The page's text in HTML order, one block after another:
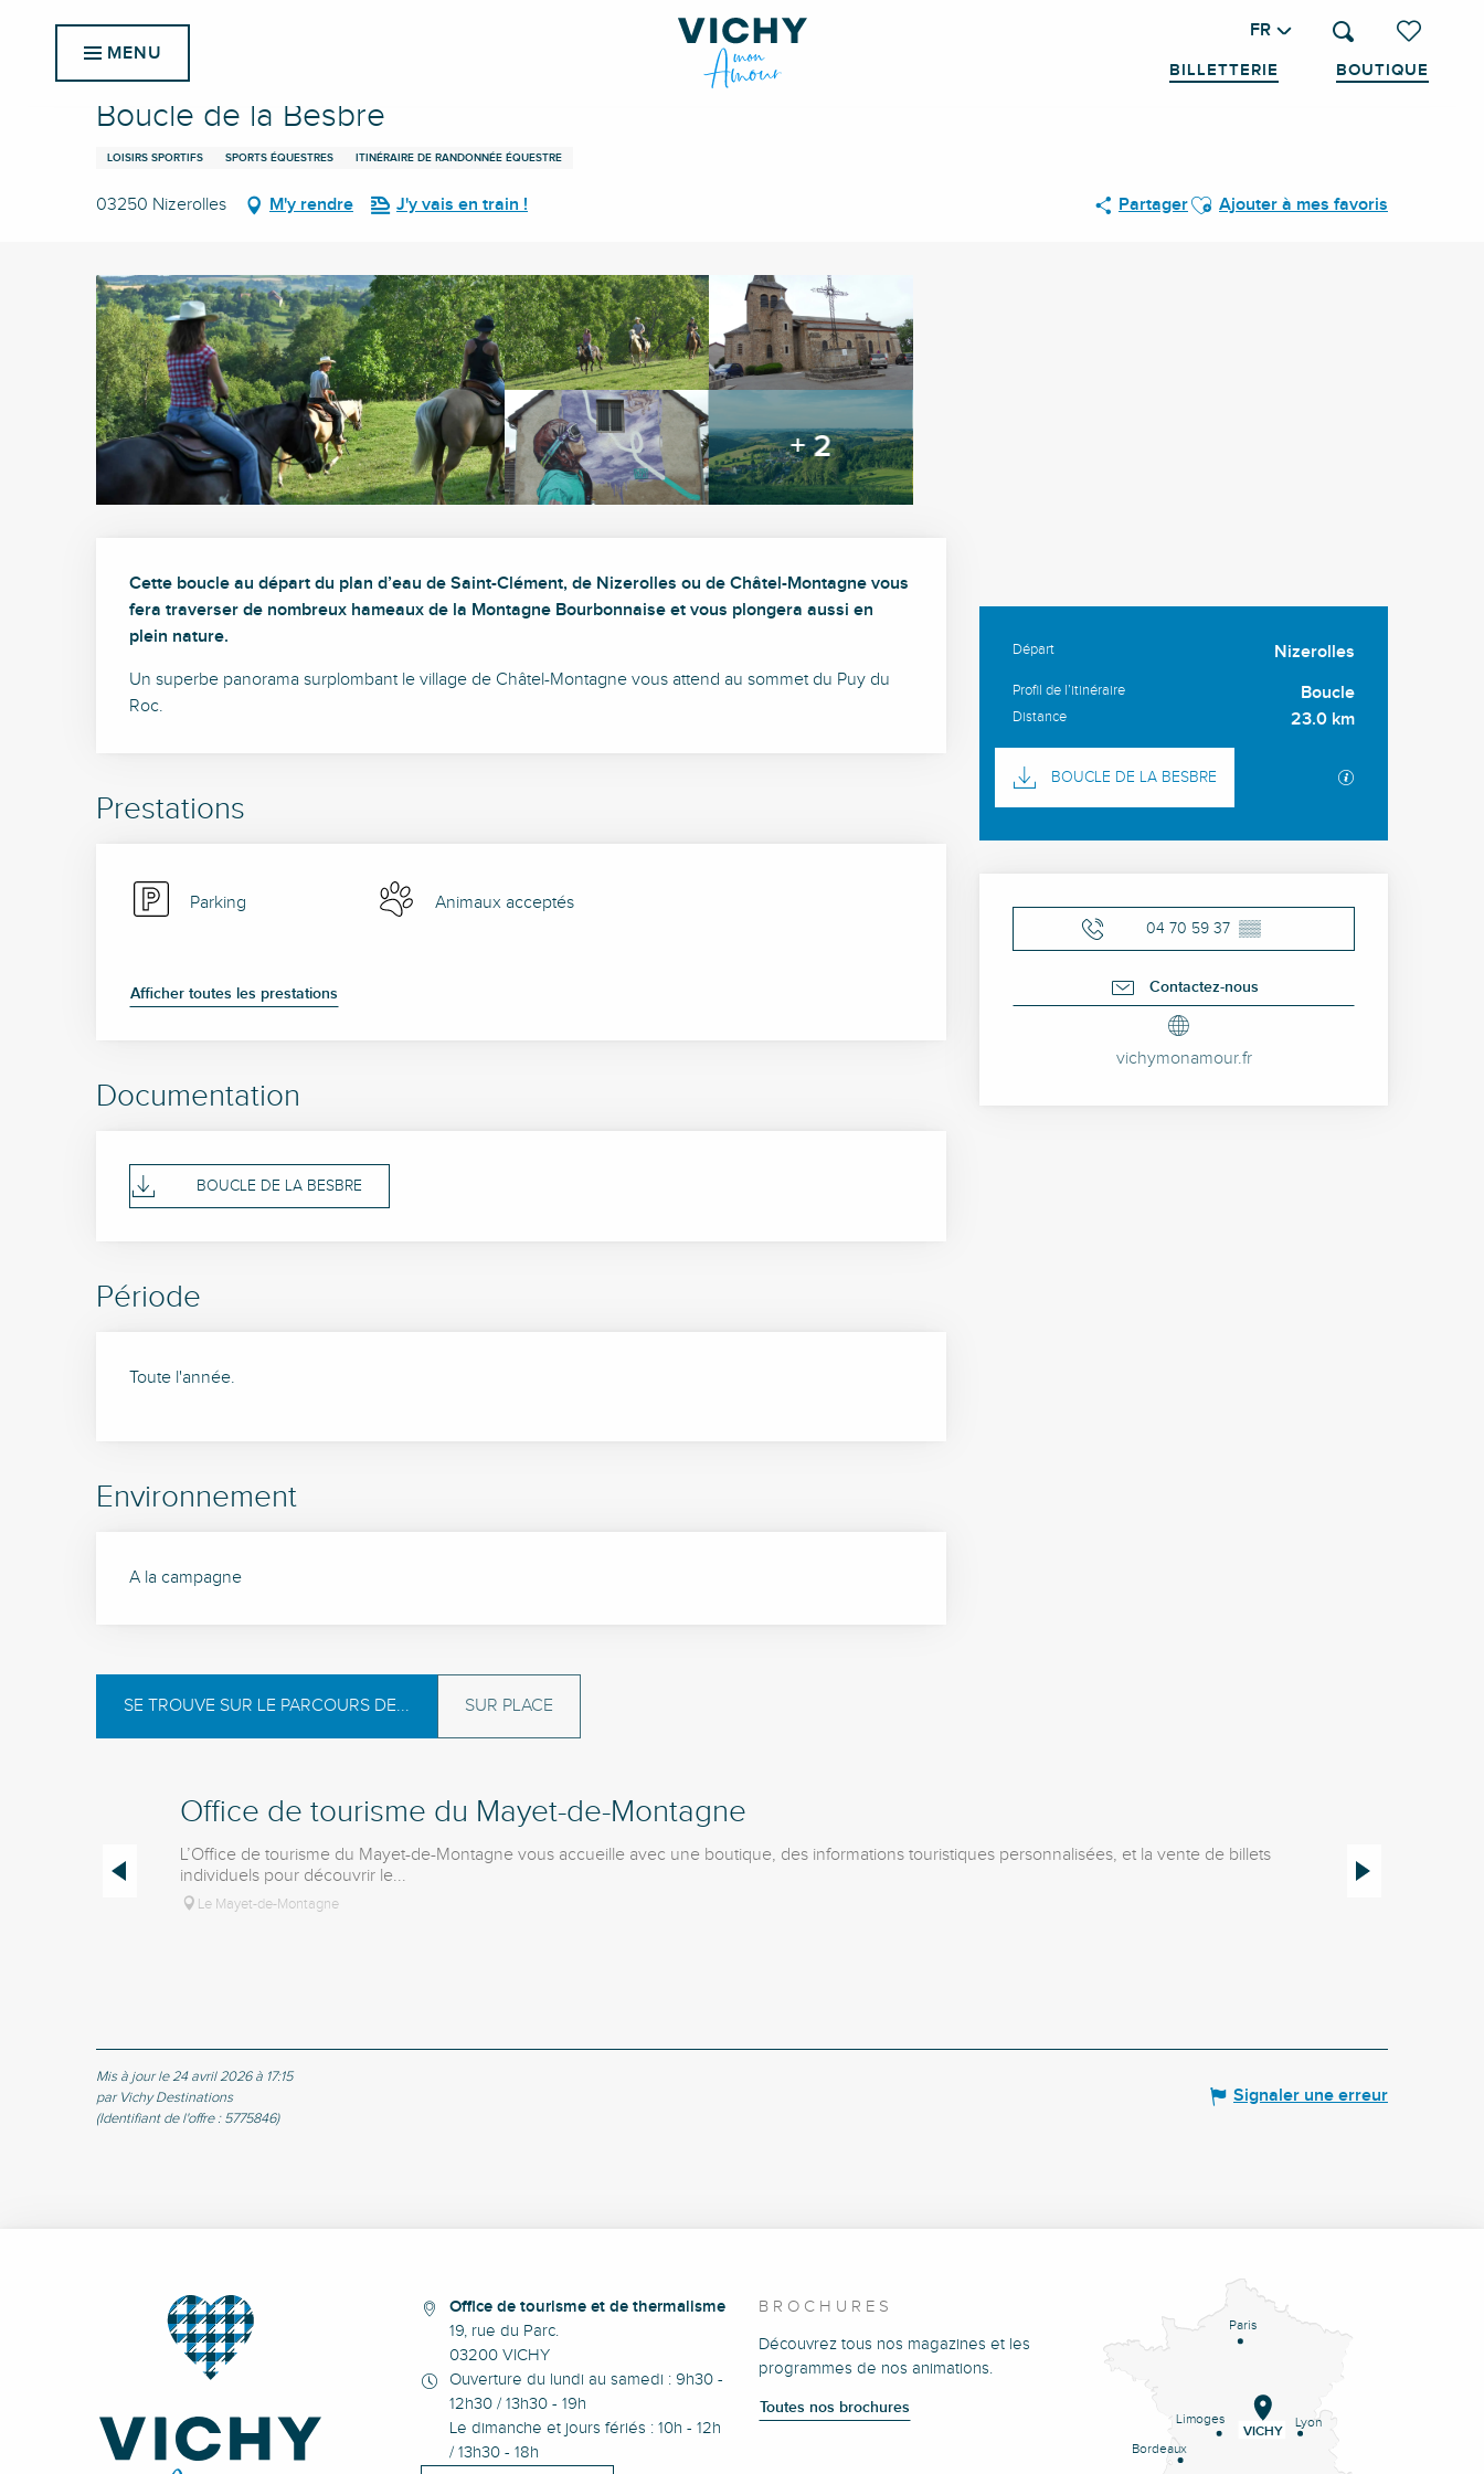
Voir les
Recherche
FR
BILLETTERIE BOUTIQUE
MENU
Accueil Boucle de la Besbre
Boucle de la Besbre
LOISIRS SPORTIFS SPORTS ÉQUESTRES ITINÉRAIRE DE RANDONNÉE ÉQUESTRE
03250 Nizerolles M'y rendre J'y vais en train ! PartagerAjouter aux favoris
Ajouter à mes favoris
Informations pratiques
Départ Nizerolles
Profil de l’itinéraire Boucle
Distance 23.0 km
Documentation
BOUCLE DE LA BESBRE
Ouverture et
04 70 59 37 ▒▒
Contactez-nous
vichymonamour.fr
+ 2
Description
Cette boucle au départ du plan d’eau de Saint-Clément, de Nizerolles ou de Châtel-Montagne vous
fera traverser de nombreux hameaux de la Montagne Bourbonnaise et vous plongera aussi en
plein nature.
Un superbe panorama surplombant le village de Châtel-Montagne vous attend au sommet du Puy du
Roc.
Prestations
Parking Animaux acceptés
Afficher toutes les prestations
Documentation
BOUCLE DE LA BESBRE
Période
Toute l'année.
Environnement
A la campagne
SE TROUVE SUR LE PARCOURS DE... SUR PLACE
Office de tourisme du Mayet-de-Montagne
L’Office de tourisme du Mayet-de-Montagne vous accueille avec une boutique, des informations touristiques personnalisées, et la vente de billets
individuels pour découvrir le...
Le Mayet-de-Montagne
roman auvergnat,
Mis à jour le 24 avril 2026 à 17:15
par Vichy Destinations
(Identifiant de l'offre : 5775846)
Signaler une erreur
Office de tourisme et de thermalisme
19, rue du Parc.
03200 VICHY
Ouverture du lundi au samedi : 9h30 -
12h30 / 13h30 - 19h
Le dimanche et jours fériés : 10h - 12h
/ 13h30 - 18h
BROCHURES
Découvrez tous nos magazines et les
programmes de nos animations.
Toutes nos brochures
Paris
Lyon
Limoges
Bordeaux
VICHY